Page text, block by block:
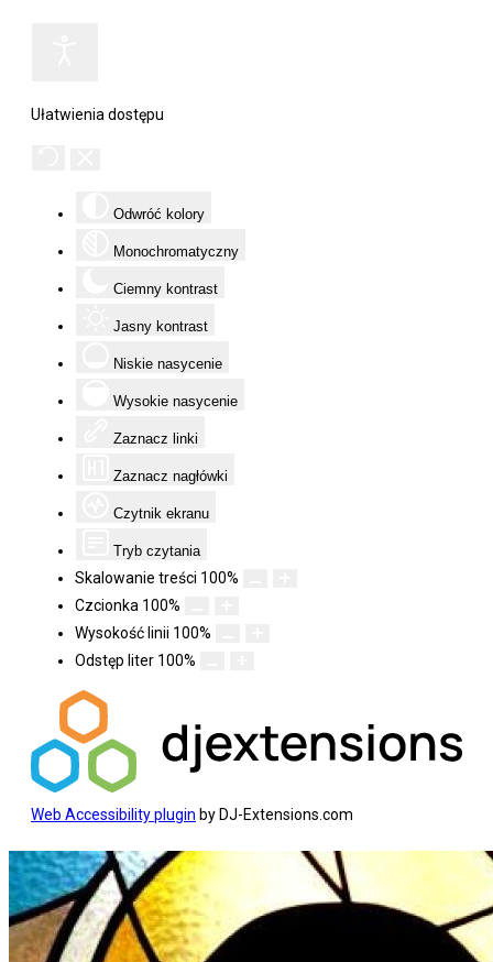
Ułatwienia dostępu
Odwróć kolory
Monochromatyczny
Ciemny kontrast
Jasny kontrast
Niskie nasycenie
Wysokie nasycenie
Zaznacz linki
Zaznacz nagłówki
Czytnik ekranu
Tryb czytania
Skalowanie treści 100%
Czcionka 100%
Wysokość linii 100%
Odstęp liter 100%
Web Accessibility plugin by DJ-Extensions.com
Koniec
treści